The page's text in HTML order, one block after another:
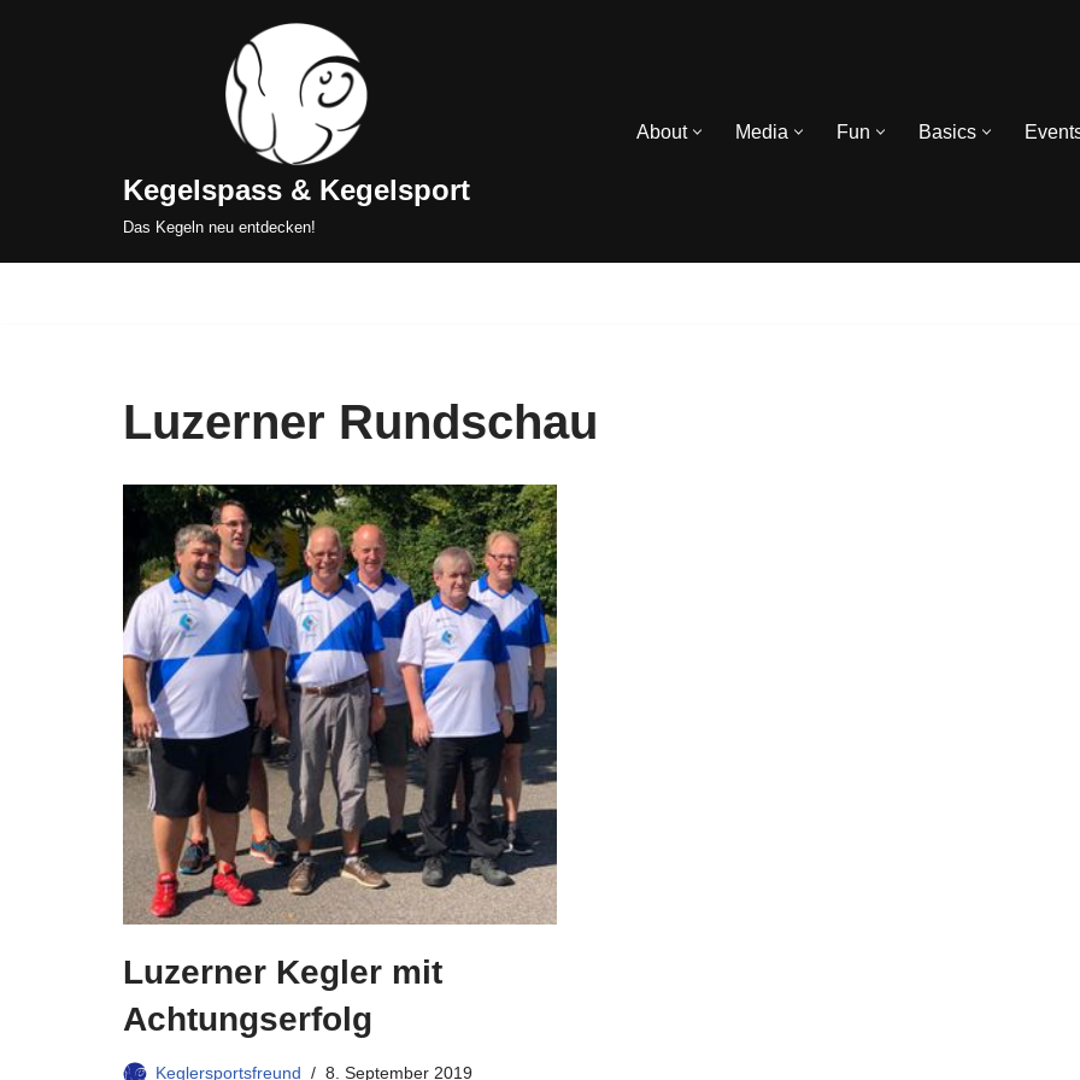
Kegelspass & Kegelsport
Das Kegeln neu entdecken!
About Media Fun Basics
Luzerner Rundschau
Luzerner Kegler mit
Achtungserfolg
Keglersportsfreund 8. September 2019